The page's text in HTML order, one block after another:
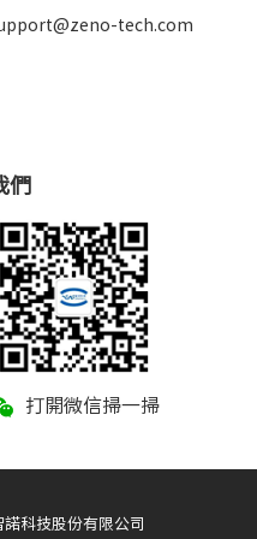
tech.com
們
打開微信掃一掃
科技股份有限公司